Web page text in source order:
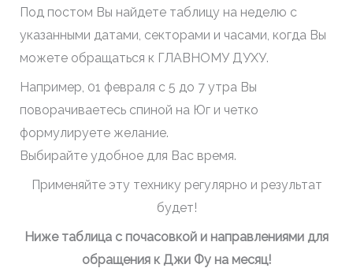
Под постом Вы найдете таблицу на неделю с
указанными датами, секторами и часами, когда Вы
можете обращаться к ГЛАВНОМУ ДУХУ.
Например, 01 февраля с 5 до 7 утра Вы
поворачиваетесь спиной на Юг и четко
формулируете желание.
Выбирайте удобное для Вас время.
Применяйте эту технику регулярно и результат
будет!
Ниже таблица с почасовкой и направлениями для
обращения к Джи Фу на месяц!